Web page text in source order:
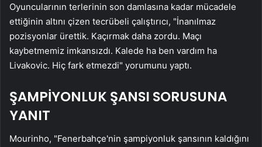
Oyuncularının terlerinin son damlasına kadar mücadele
ettiğinin altını çizen tecrübeli çalıştırıcı, "İnanılmaz
pozisyonlar ürettik. Kaçırmak daha zordu. Maçı
kaybetmemiz imkansızdı. Kalede ha ben vardım ha
Livakovic. Hiç fark etmezdi" yorumunu yaptı.
ŞAMPİYONLUK ŞANSI SORUSUNA
YANIT
Mourinho, "Fenerbahçe'nin şampiyonluk şansının kaldığını